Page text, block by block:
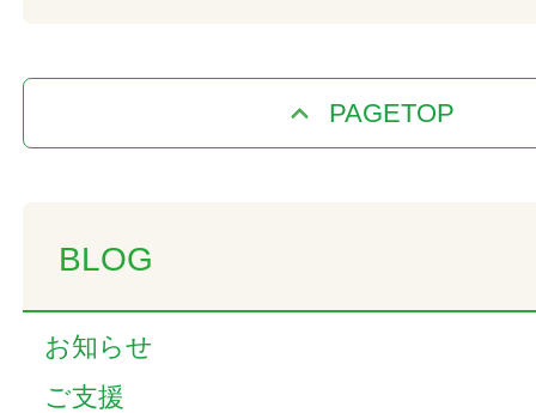
PAGETOP
BLOG
お知らせ
ご支援